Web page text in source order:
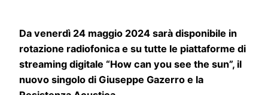
Da venerdì 24 maggio 2024 sarà disponibile in
rotazione radiofonica e su tutte le piattaforme di
streaming digitale “How can you see the sun”, il
nuovo singolo di Giuseppe Gazerro e la